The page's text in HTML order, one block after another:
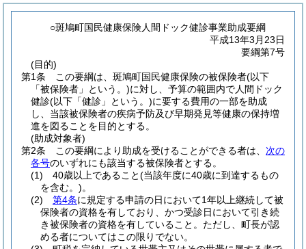
○斑鳩町国民健康保険人間ドック健診事業助成要綱
平成13年3月23日
要綱第7号
(目的)
第1条
この要綱は、斑鳩町国民健康保険の被保険者(以下
「被保険者」という。)に対し、予算の範囲内で人間ドック
健診(以下「健診」という。)に要する費用の一部を助成
し、当該被保険者の疾病予防及び早期発見等健康の保持増
進を図ることを目的とする。
(助成対象者)
第2条
この要綱により助成を受けることができる者は、 次の
各号のいずれにも該当する被保険者とする。
(1)
40歳以上であること(当該年度に40歳に到達するもの
を含む。)。
(2)
第4条に規定する申請の日において1年以上継続して被
保険者の資格を有しており、かつ受診日において引き続
き被保険者の資格を有していること。 ただし、町長が認
める者についてはこの限りでない。